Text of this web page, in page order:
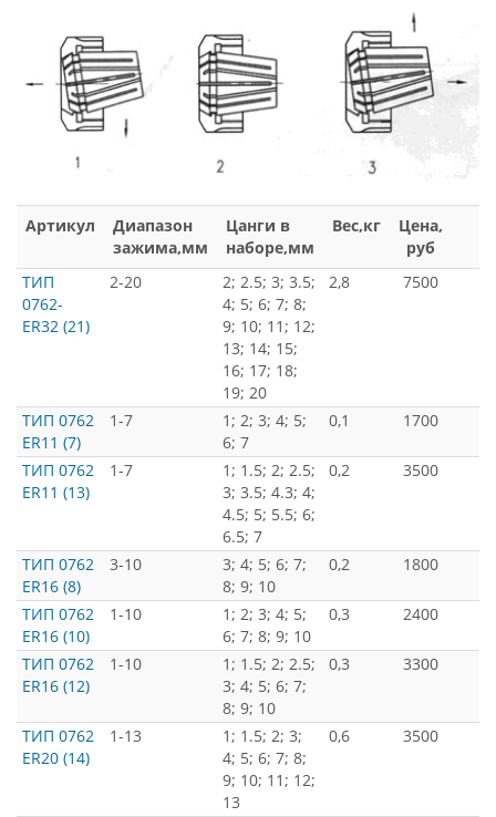
Артикул
Диапазон
зажима,мм
Цанги в
наборе,мм
Вес,кг
Цена,
руб
ТИП
0762-
ER32 (21)
2-20
2; 2.5; 3; 3.5;
4; 5; 6; 7; 8;
9; 10; 11; 12;
13; 14; 15;
16; 17; 18;
19; 20
2,8 7500
ТИП 0762
ER11 (7)
1-7
1; 2; 3; 4; 5;
6; 7
0,1 1700
ТИП 0762
ER11 (13)
1-7
1; 1.5; 2; 2.5;
3; 3.5; 4.3; 4;
4.5; 5; 5.5; 6;
6.5; 7
0,2 3500
ТИП 0762
ER16 (8)
3-10
3; 4; 5; 6; 7;
8; 9; 10
0,2 1800
ТИП 0762
ER16 (10)
1-10
1; 2; 3; 4; 5;
6; 7; 8; 9; 10
0,3 2400
ТИП 0762
ER16 (12)
1-10
1; 1.5; 2; 2.5;
3; 4; 5; 6; 7;
8; 9; 10
0,3 3300
ТИП 0762
ER20 (14)
1-13
1; 1.5; 2; 3;
4; 5; 6; 7; 8;
9; 10; 11; 12;
13
0,6 3500